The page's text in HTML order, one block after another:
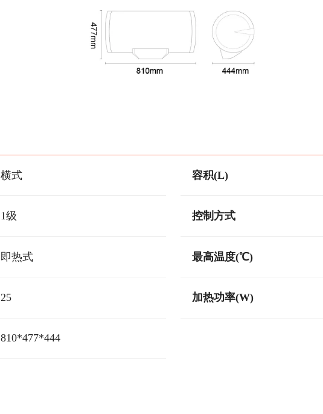
横式 容积(L)
1级 控制方式
即热式 最高温度(℃)
25 加热功率(W)
810*477*444